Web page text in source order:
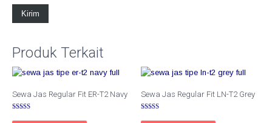
Produk Terkait
Sewa Jas Regular Fit ER-T2 Navy Sewa Jas Regular Fit LN-T2 Grey